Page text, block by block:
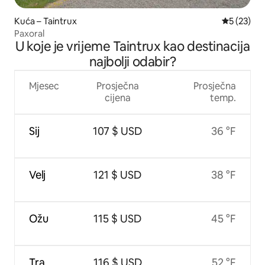
Kuća – Taintrux Prosječna
5 (23)
Paxoral
U koje je vrijeme Taintrux kao destinacija
najbolji odabir?
Mjesec
Sij
Velj
Ožu
Tra
Prosječna
cijena
107 $ USD
121 $ USD
115 $ USD
116 $ USD
Prosječna
temp.
36 °F
38 °F
45 °F
52 °F